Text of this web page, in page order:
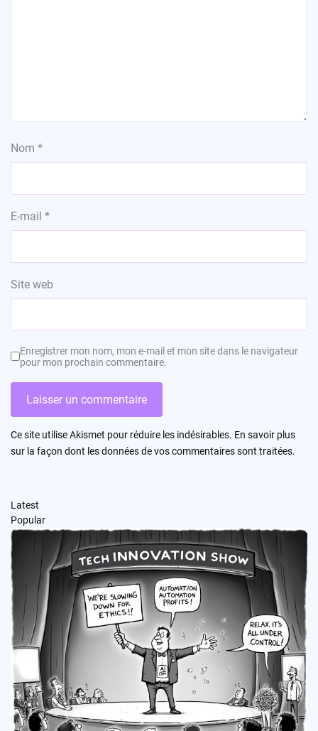
Nom *
E-mail *
Site web
Enregistrer mon nom, mon e-mail et mon site dans le navigateur
pour mon prochain commentaire.
Ce site utilise Akismet pour réduire les indésirables. En savoir plus
sur la façon dont les données de vos commentaires sont traitées.
Latest
Popular